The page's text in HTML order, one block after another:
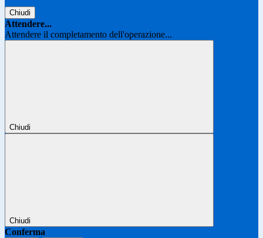
Chiudi
Attendere...
Attendere il completamento dell'operazione...
Chiudi
Chiudi
Conferma